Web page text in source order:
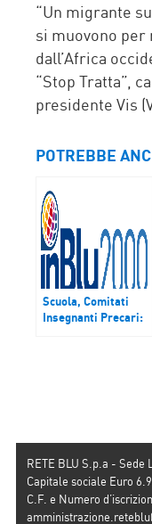
“Un migrante
si muovono
dall’Africa
“Stop Tratta”,
presidente Vis
POTREBBE
Scuola, Comitati
Insegnanti Precari:
RETE BLU S.p.a - Sede
Capitale sociale Euro
C.F. e Numero